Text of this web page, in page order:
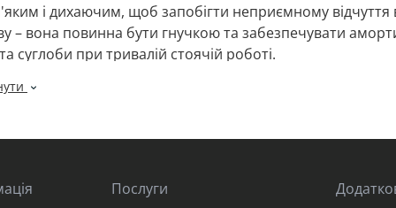
і дихаючим, щоб запобігти неприємному відчуття
– вона повинна бути гнучкою та забезпечувати
суглоби при тривалій стоячій роботі.
щоб капці мали хорошу підтримку стопи, щоб
Якщо можливо, приміряйте кілька варіантів та
Послуги